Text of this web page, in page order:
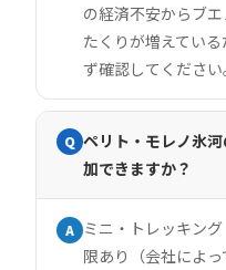
の経済不安からブ
たくりが増えてい
ず確認してください
Q ペリト・モレノ氷
加できますか？
A ミニ・トレッキン
限あり（会社によ